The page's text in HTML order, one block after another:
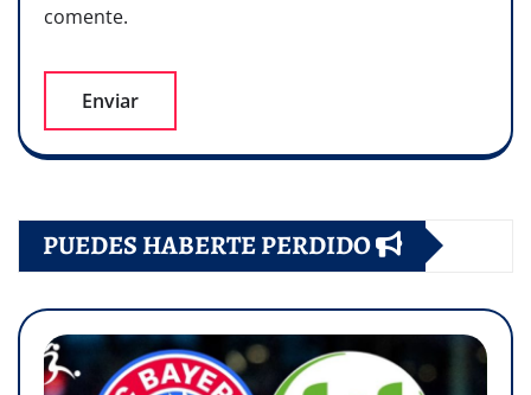
comente.
PUEDES HABERTE PERDIDO